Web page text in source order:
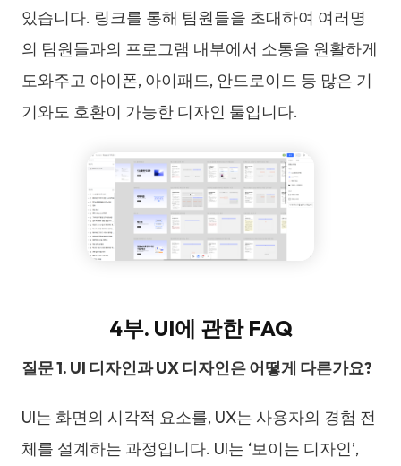
있습니다. 링크를 통해 팀원들을 초대하여 여러명
의 팀원들과의 프로그램 내부에서 소통을 원활하게
도와주고 아이폰, 아이패드, 안드로이드 등 많은 기
기와도 호환이 가능한 디자인 툴입니다.
4부. UI에 관한 FAQ
질문 1. UI 디자인과 UX 디자인은 어떻게 다른가요?
UI는 화면의 시각적 요소를, UX는 사용자의 경험 전
체를 설계하는 과정입니다. UI는 ‘보이는 디자인’,